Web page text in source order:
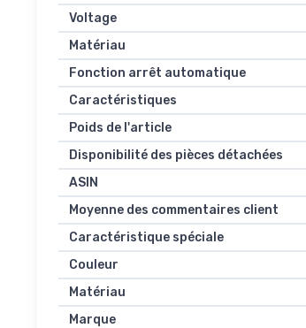
Voltage
Matériau
Fonction arrêt automatique
Caractéristiques
Poids de l'article
Disponibilité des pièces détachées
ASIN
Moyenne des commentaires client
Caractéristique spéciale
Couleur
Matériau
Marque